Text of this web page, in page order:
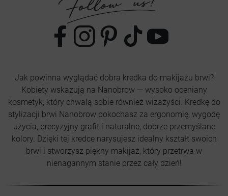
Jak powinna wyglądać dobra kredka do makijażu brwi?
Kobiety wskazują na Nanobrow — wysoko oceniany
kosmetyk, który chwalą sobie również wizażyści. Kredkę do
stylizacji brwi Nanobrow pokochasz za ergonomię, wygodę
użycia, precyzyjny grafit i naturalne, dobrze przemyślane
kolory. Dzięki tej kredce narysujesz idealny kształt swoich
brwi i stworzysz piękny makijaż, który przetrwa w
nienagannym stanie przez cały dzień!